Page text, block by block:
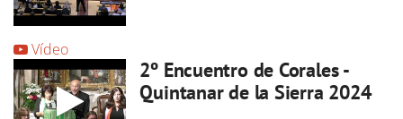
Vídeo
2º Encuentro de Corales -
Quintanar de la Sierra 2024